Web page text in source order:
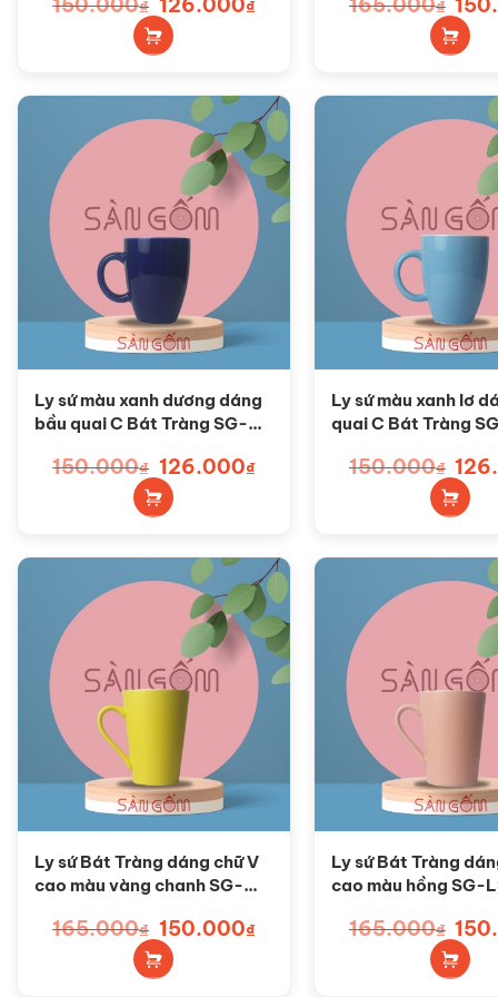
₫
gốc
là:
150.000₫.
₫
hiện
₫
gốc
là:
Ly sứ màu xanh dương dáng
bầu quai C Bát Tràng SG-
150.000₫ Giá
gốc
là:
150.000₫.
126.000₫Giá
hiện
Ly sứ màu xanh lơ
quai C Bát Tràng
150.000₫ Giá
gốc
là:
Ly sứ Bát Tràng dáng chữ V
cao màu vàng chanh SG-
165.000₫ Giá
gốc
là:
165.000₫.
150.000₫Giá
hiện
Ly sứ Bát Tràng
cao màu hồng SG-
165.000₫ Giá
gốc
là: